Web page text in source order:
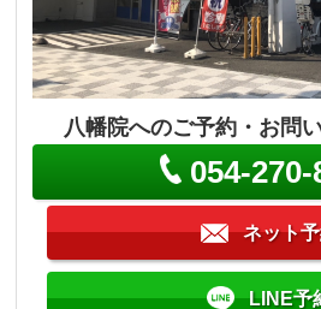
八幡院へのご予約・お問
054-270-
ネット
LINE予